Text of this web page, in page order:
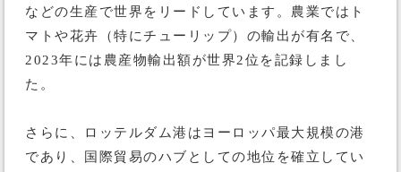
などの生産で世界をリードしています。農業ではト
マトや花卉（特にチューリップ）の輸出が有名で、
2023年には農産物輸出額が世界2位を記録しまし
た。
さらに、ロッテルダム港はヨーロッパ最大規模の港
であり、国際貿易のハブとしての地位を確立してい